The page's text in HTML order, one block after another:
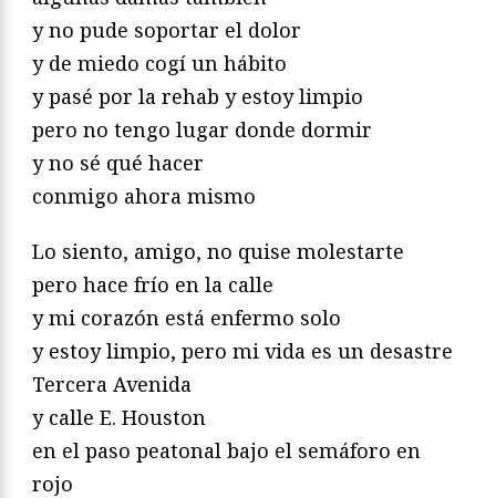
y no pude soportar el dolor
y de miedo cogí un hábito
y pasé por la rehab y estoy limpio
pero no tengo lugar donde dormir
y no sé qué hacer
conmigo ahora mismo
Lo siento, amigo, no quise molestarte
pero hace frío en la calle
y mi corazón está enfermo solo
y estoy limpio, pero mi vida es un desastre
Tercera Avenida
y calle E. Houston
en el paso peatonal bajo el semáforo en
rojo